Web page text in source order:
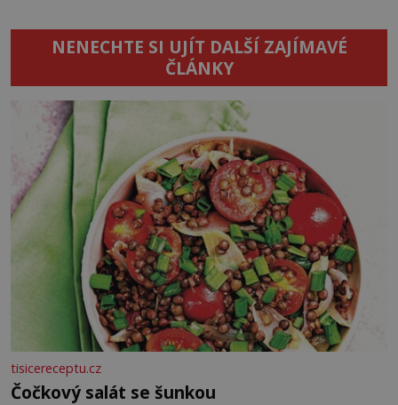
NENECHTE SI UJÍT DALŠÍ ZAJÍMAVÉ
ČLÁNKY
tisicereceptu.cz
Čočkový salát se šunkou